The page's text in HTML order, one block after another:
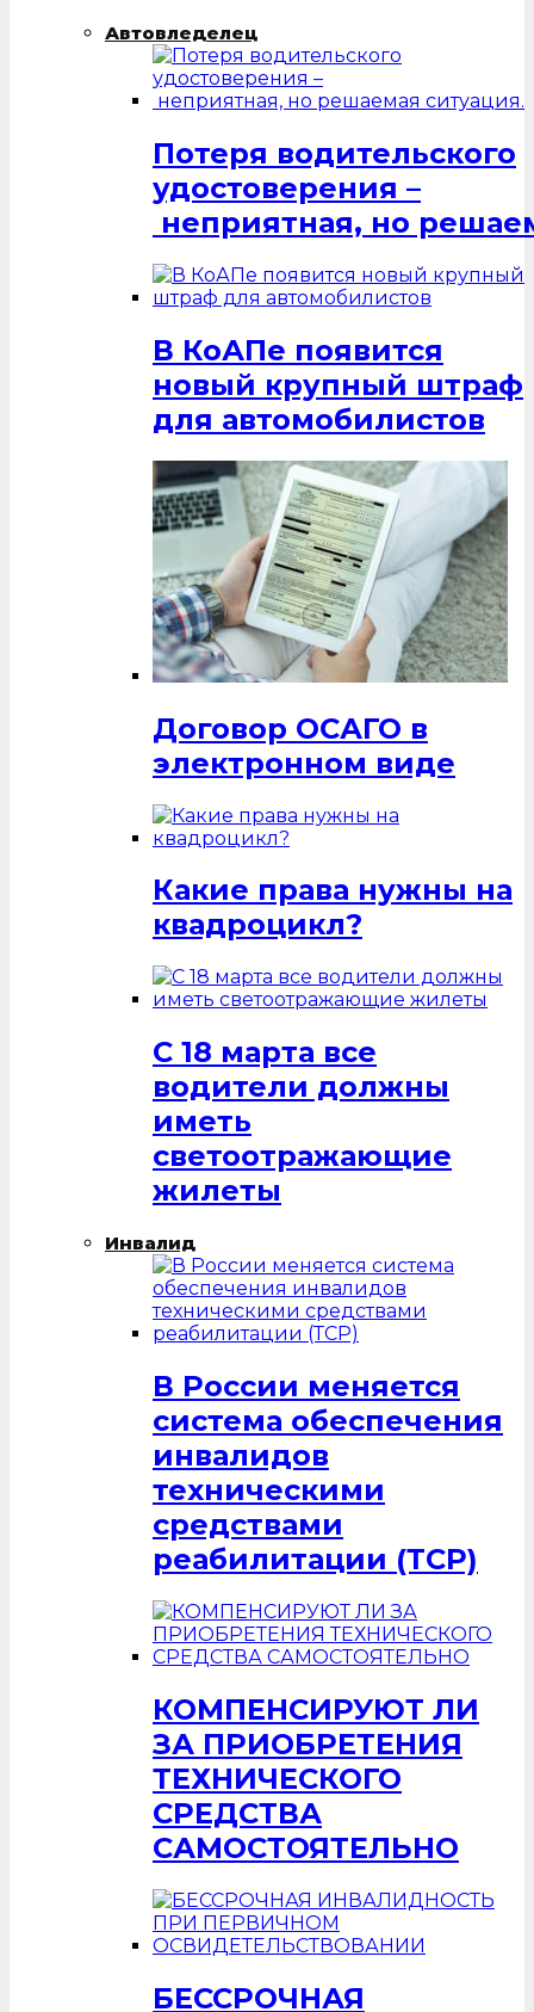
Автовледелец
Потеря водительского
удостоверения –
неприятная, но
В КоАПе появится
новый крупный штраф
для автомобилистов
Договор ОСАГО в
электронном виде
Какие права нужны на
квадроцикл?
С 18 марта все
водители должны
иметь
светоотражающие
жилеты
Инвалид
В России меняется
система обеспечения
инвалидов
техническими
средствами
реабилитации (ТСР)
КОМПЕНСИРУЮТ ЛИ
ЗА ПРИОБРЕТЕНИЯ
ТЕХНИЧЕСКОГО
СРЕДСТВА
САМОСТОЯТЕЛЬНО
БЕССРОЧНАЯ